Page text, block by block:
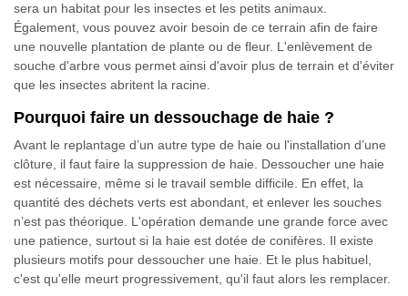
sera un habitat pour les insectes et les petits animaux.
Également, vous pouvez avoir besoin de ce terrain afin de faire
une nouvelle plantation de plante ou de fleur. L'enlèvement de
souche d'arbre vous permet ainsi d'avoir plus de terrain et d'éviter
que les insectes abritent la racine.
Pourquoi faire un dessouchage de haie ?
Avant le replantage d’un autre type de haie ou l'installation d’une
clôture, il faut faire la suppression de haie. Dessoucher une haie
est nécessaire, même si le travail semble difficile. En effet, la
quantité des déchets verts est abondant, et enlever les souches
n’est pas théorique. L'opération demande une grande force avec
une patience, surtout si la haie est dotée de conifères. Il existe
plusieurs motifs pour dessoucher une haie. Et le plus habituel,
c'est qu'elle meurt progressivement, qu'il faut alors les remplacer.